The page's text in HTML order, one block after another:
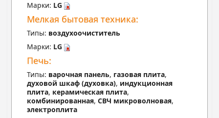
Марки: LG
Мелкая бытовая техника:
Типы: воздухоочиститель
Марки: LG
Печь:
Типы: варочная панель, газовая плита,
духовой шкаф (духовка), индукционная
плита, керамическая плита,
комбинированная, СВЧ микроволновая,
электроплита